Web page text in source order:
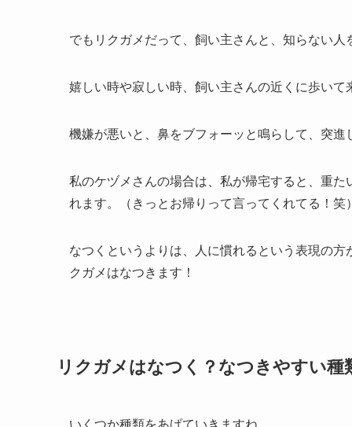
でもリクガメだって、飼い主さんと、知らない人
嬉しい時や寂しい時、飼い主さんの近くに歩いて
機嫌が悪いと、鼻をブフォーッと鳴らして、突進
私のケヅメさんの場合は、私が帰宅すると、重
れます。（きっとお帰りって言ってくれてる！笑
なつくというよりは、人に慣れるという表現の
クガメはなつきます！
リクガメはなつく？なつきやすい種